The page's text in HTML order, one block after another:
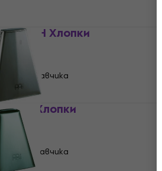
CH Хлопки
доставчика
Хлопки
45,90 €
доставчика